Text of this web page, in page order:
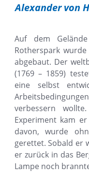
Alexander von
Auf dem Gelände
Rotherspark wurde
abgebaut. Der
(1769 – 1859)
eine
selbst
Arbeitsbedingungen
verbessern
wollte.
Experiment kam er
davon,
wurde
gerettet. Sobald er
er zurück in das
Lampe noch